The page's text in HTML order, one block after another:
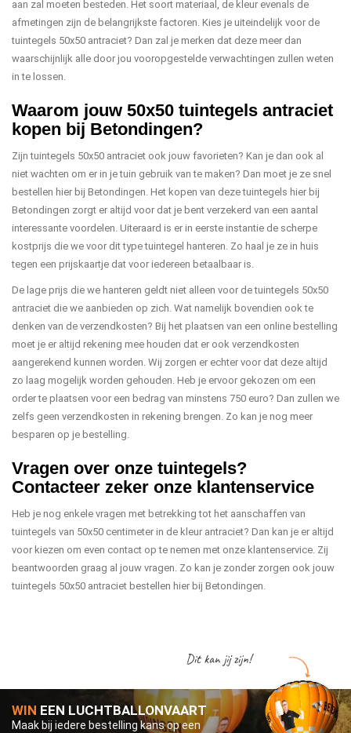
aan zal moeten besteden. Het soort materiaal, de kleur evenals de
afmetingen zijn de belangrijkste factoren. Kies je uiteindelijk voor de
tuintegels 50x50 antraciet? Dan zal je merken dat deze meer dan
waarschijnlijk alle door jou vooropgestelde verwachtingen zullen weten
in te lossen.
Waarom jouw 50x50 tuintegels antraciet
kopen bij Betondingen?
Zijn tuintegels 50x50 antraciet ook jouw favorieten? Kan je dan ook al
niet wachten om er in je tuin gebruik van te maken? Dan moet je ze snel
bestellen hier bij Betondingen. Het kopen van deze tuintegels hier bij
Betondingen zorgt er altijd voor dat je bent verzekerd van een aantal
interessante voordelen. Uiteraard is er in eerste instantie de scherpe
kostprijs die we voor dit type tuintegel hanteren. Zo haal je ze in huis
tegen een prijskaartje dat voor iedereen betaalbaar is.
De lage prijs die we hanteren geldt niet alleen voor de tuintegels 50x50
antraciet die we aanbieden op zich. Wat namelijk bovendien ook te
denken van de verzendkosten? Bij het plaatsen van een online bestelling
moet je er altijd rekening mee houden dat er ook verzendkosten
aangerekend kunnen worden. Wij zorgen er echter voor dat deze altijd
zo laag mogelijk worden gehouden. Heb je ervoor gekozen om een
order te plaatsen voor een bedrag van minstens 750 euro? Dan zullen we
zelfs geen verzendkosten in rekening brengen. Zo kan je nog meer
besparen op je bestelling.
Vragen over onze tuintegels?
Contacteer zeker onze klantenservice
Heb je nog enkele vragen met betrekking tot het aanschaffen van
tuintegels van 50x50 centimeter in de kleur antraciet? Dan kan je er altijd
voor kiezen om even contact op te nemen met onze klantenservice. Zij
beantwoorden graag al jouw vragen. Zo kan je zonder zorgen ook jouw
tuintegels 50x50 antraciet bestellen hier bij Betondingen.
WIN EEN LUCHTBALLONVAART
Maak bij iedere bestelling kans op een
Dit kan jij zijn!